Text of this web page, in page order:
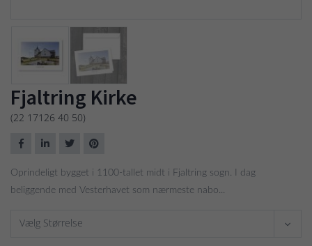
Fjaltring Kirke
(22 17126 40 50)
Oprindeligt bygget i 1100-tallet midt i Fjaltring sogn. I dag
beliggende med Vesterhavet som nærmeste nabo...
Vælg Størrelse